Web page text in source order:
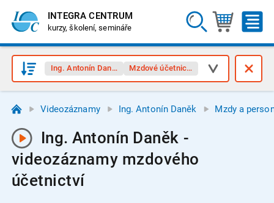
INTEGRA CENTRUM
kurzy, školení, semináře
Ing. Antonín Daněk Mzdové účetnictví
Videozáznamy Ing. Antonín Daněk Mzdy a
Ing. Antonín Daněk -
videozáznamy mzdového
účetnictví